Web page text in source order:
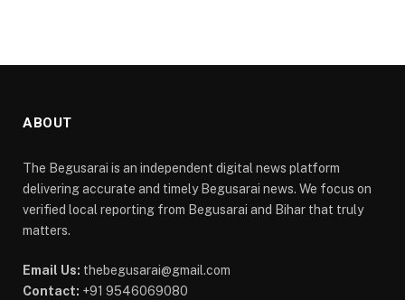
ABOUT
The Begusarai is an independent digital news platform
delivering accurate and timely Begusarai news. We focus on
verified local reporting from Begusarai and Bihar that truly
matters.
Email Us: thebegusarai@gmail.com
Contact: +91 9546069080